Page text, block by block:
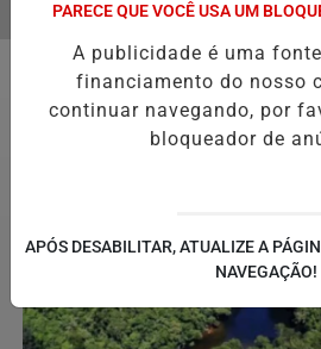
POR 'GANGUE DA BICICLETA' EM
EM ALTA
Polícia
PARECE QUE VOCÊ USA UM
A publicidade é uma
financiamento do nosso
continuar navegando, por
bloqueador de
APÓS DESABILITAR, ATUALIZE A
NAVEGAÇÃO!